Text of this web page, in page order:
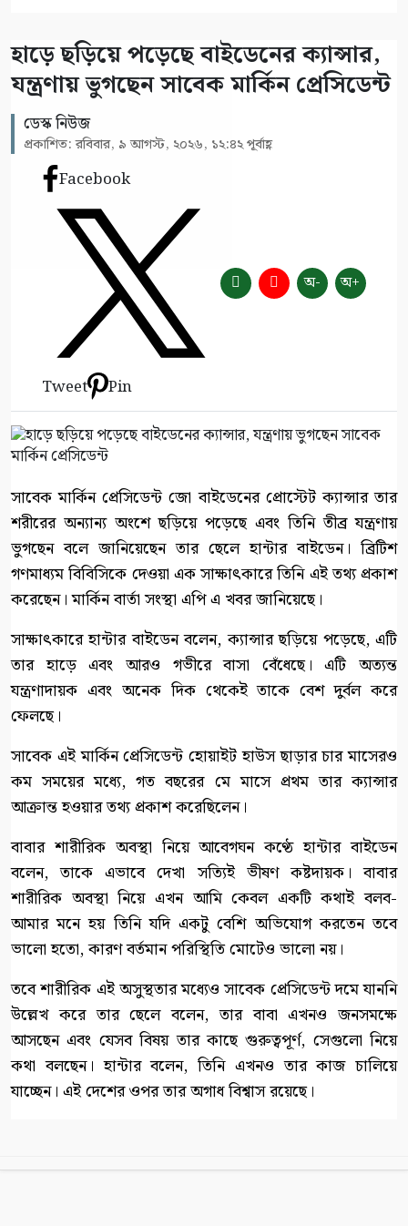
হাড়ে ছড়িয়ে পড়েছে বাইডেনের ক্যান্সার,
যন্ত্রণায় ভুগছেন সাবেক মার্কিন প্রেসিডেন্ট
ডেস্ক নিউজ
প্রকাশিত: রবিবার, ৯ আগস্ট, ২০২৬, ১২:৪২ পূর্বাহ্ণ
Facebook
Tweet Pin
অ- অ+
সাবেক মার্কিন প্রেসিডেন্ট জো বাইডেনের প্রোস্টেট ক্যান্সার তার
শরীরের অন্যান্য অংশে ছড়িয়ে পড়েছে এবং তিনি তীব্র যন্ত্রণায়
ভুগছেন বলে জানিয়েছেন তার ছেলে হান্টার বাইডেন। ব্রিটিশ
গণমাধ্যম বিবিসিকে দেওয়া এক সাক্ষাৎকারে তিনি এই তথ্য প্রকাশ
করেছেন। মার্কিন বার্তা সংস্থা এপি এ খবর জানিয়েছে।
সাক্ষাৎকারে হান্টার বাইডেন বলেন, ক্যান্সার ছড়িয়ে পড়েছে, এটি
তার হাড়ে এবং আরও গভীরে বাসা বেঁধেছে। এটি অত্যন্ত
যন্ত্রণাদায়ক এবং অনেক দিক থেকেই তাকে বেশ দুর্বল করে
ফেলছে।
সাবেক এই মার্কিন প্রেসিডেন্ট হোয়াইট হাউস ছাড়ার চার মাসেরও
কম সময়ের মধ্যে, গত বছরের মে মাসে প্রথম তার ক্যান্সার
আক্রান্ত হওয়ার তথ্য প্রকাশ করেছিলেন।
বাবার শারীরিক অবস্থা নিয়ে আবেগঘন কণ্ঠে হান্টার বাইডেন
বলেন, তাকে এভাবে দেখা সত্যিই ভীষণ কষ্টদায়ক। বাবার
শারীরিক অবস্থা নিয়ে এখন আমি কেবল একটি কথাই বলব-
আমার মনে হয় তিনি যদি একটু বেশি অভিযোগ করতেন তবে
ভালো হতো, কারণ বর্তমান পরিস্থিতি মোটেও ভালো নয়।
তবে শারীরিক এই অসুস্থতার মধ্যেও সাবেক প্রেসিডেন্ট দমে যাননি
উল্লেখ করে তার ছেলে বলেন, তার বাবা এখনও জনসমক্ষে
আসছেন এবং যেসব বিষয় তার কাছে গুরুত্বপূর্ণ, সেগুলো নিয়ে
কথা বলছেন। হান্টার বলেন, তিনি এখনও তার কাজ চালিয়ে
যাচ্ছেন। এই দেশের ওপর তার অগাধ বিশ্বাস রয়েছে।